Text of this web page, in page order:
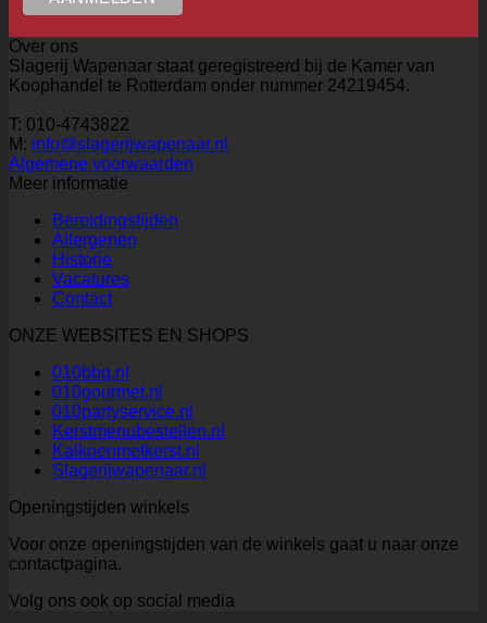
Over ons
Slagerij Wapenaar staat geregistreerd bij de Kamer van
Koophandel te Rotterdam onder nummer 24219454.
T: 010-4743822
M: info@slagerijwapenaar.nl
Algemene voorwaarden
Meer informatie
Bereidingstijden
Allergenen
Historie
Vacatures
Contact
ONZE WEBSITES EN SHOPS
010bbq.nl
010gourmet.nl
010partyservice.nl
Kerstmenubestellen.nl
Kalkoenmetkerst.nl
Slagerijwapenaar.nl
Openingstijden winkels
Voor onze openingstijden van de winkels gaat u naar onze
contactpagina.
Volg ons ook op social media